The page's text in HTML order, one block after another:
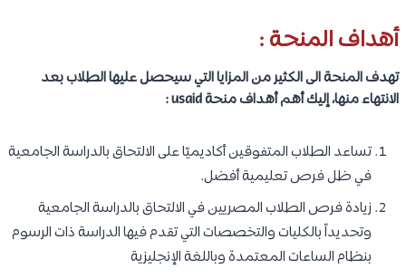
أهداف المنحة :
تهدف المنحة الى الكثير من المزايا التي سيحصل عليها الطلاب بعد
الانتهاء منها، إليك أهم أهداف منحة usaid :
تساعد الطلاب المتفوقين أكاديميًا على الالتحاق بالدراسة الجامعية
في ظل فرص تعليمية أفضل.
زيادة فرص الطلاب المصريين في الالتحاق بالدراسة الجامعية
وتحديداً بالكليات والتخصصات التي تقدم فيها الدراسة ذات الرسوم
بنظام الساعات المعتمدة وباللغة الإنجليزية